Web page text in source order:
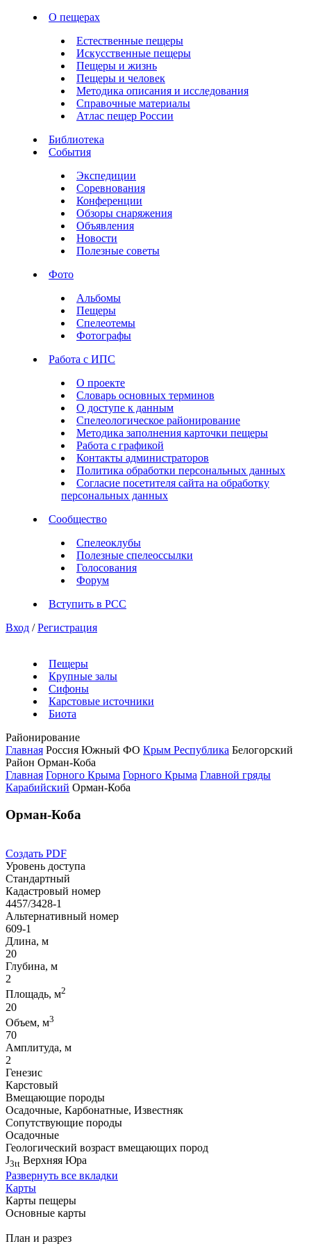
О пещерах
Естественные пещеры
Искусственные пещеры
Пещеры и жизнь
Пещеры и человек
Методика описания и исследования
Справочные материалы
Атлас пещер России
Библиотека
События
Экспедиции
Соревнования
Конференции
Обзоры снаряжения
Объявления
Новости
Полезные советы
Фото
Альбомы
Пещеры
Спелеотемы
Фотографы
Работа с ИПС
О проекте
Словарь основных терминов
О доступе к данным
Спелеологическое районирование
Методика заполнения карточки пещеры
Работа с графикой
Контакты администраторов
Политика обработки персональных данных
Согласие посетителя сайта на обработку
персональных данных
Сообщество
Спелеоклубы
Полезные спелеоссылки
Голосования
Форум
Вступить в РСС
Вход / Регистрация
Пещеры
Крупные залы
Сифоны
Карстовые источники
Биота
Районирование
Главная Россия Южный ФО Крым Республика Белогорский
Район Орман-Коба
Главная Горного Крыма Горного Крыма Главной гряды
Карабийский Орман-Коба
Орман-Коба
Создать PDF
Уровень доступа
Стандартный
Кадастровый номер
4457/3428-1
Альтернативный номер
609-1
Длина, м
20
Глубина, м
2
Площадь, м2
20
Объем, м3
70
Амплитуда, м
2
Генезис
Карстовый
Вмещающие породы
Осадочные, Карбонатные, Известняк
Сопутствующие породы
Осадочные
Геологический возраст вмещающих пород
J3tt Верхняя Юра
Развернуть все вкладки
Карты
Карты пещеры
Основные карты
План и разрез